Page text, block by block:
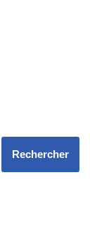
Rechercher